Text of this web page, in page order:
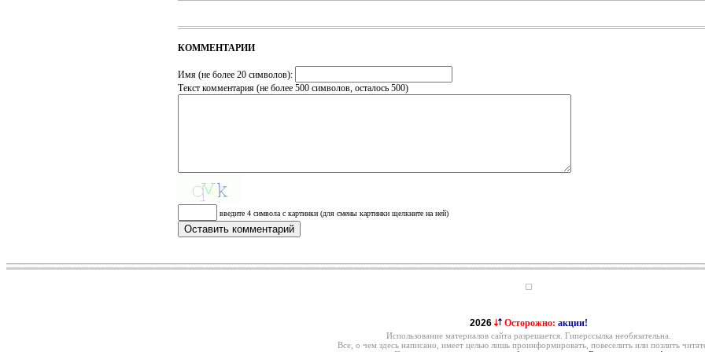
КОММЕНТАРИИ
Имя (не более 20 символов):
Текст комментария (не более 500 символов, осталось 500)
введите 4 символа с картинки (для смены картинки щелкните на ней)
2026 Осторожно: акции!
Использование материалов сайта разрешается. Гиперссылка необязательна.
Все, о чем здесь написано, имеет целью лишь проинформировать, повеселить или позлить